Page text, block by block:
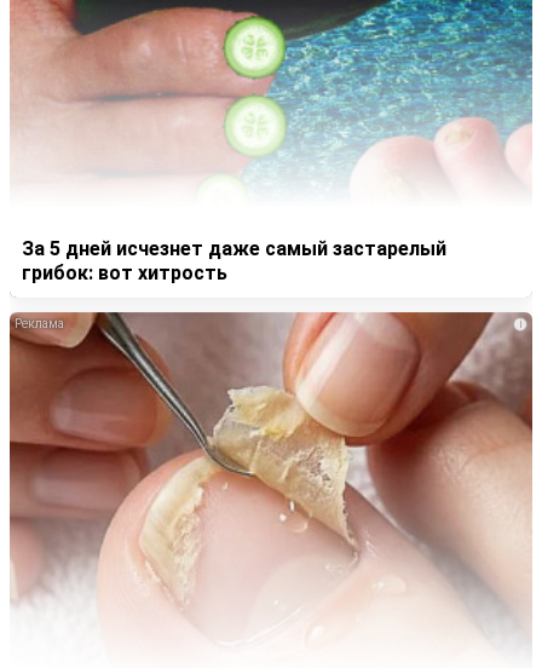
За 5 дней исчезнет даже самый застарелый
грибок: вот хитрость
i